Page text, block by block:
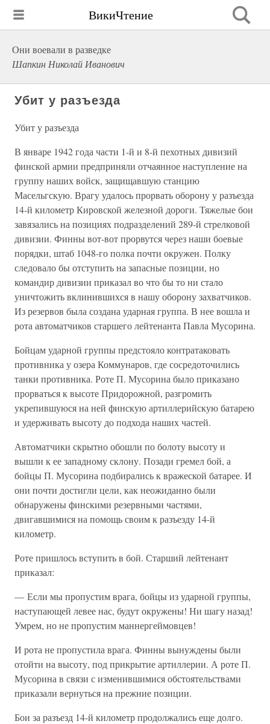
ВикиЧтение
Они воевали в разведке
Шапкин Николай Иванович
Убит у разъезда
Убит у разъезда
В январе 1942 года части 1-й и 8-й пехотных дивизий
финской армии предприняли отчаянное наступление на
группу наших войск, защищавшую станцию
Масельгскую. Врагу удалось прорвать оборону у разъезда
14-й километр Кировской железной дороги. Тяжелые бои
завязались на позициях подразделений 289-й стрелковой
дивизии. Финны вот-вот прорвутся через наши боевые
порядки, штаб 1048-го полка почти окружен. Полку
следовало бы отступить на запасные позиции, но
командир дивизии приказал во что бы то ни стало
уничтожить вклинившихся в нашу оборону захватчиков.
Из резервов была создана ударная группа. В нее вошла и
рота автоматчиков старшего лейтенанта Павла Мусорина.
Бойцам ударной группы предстояло контратаковать
противника у озера Коммунаров, где сосредоточились
танки противника. Роте П. Мусорина было приказано
прорваться к высоте Придорожной, разгромить
укрепившуюся на ней финскую артиллерийскую батарею
и удерживать высоту до подхода наших частей.
Автоматчики скрытно обошли по болоту высоту и
вышли к ее западному склону. Позади гремел бой, а
бойцы П. Мусорина подбирались к вражеской батарее. И
они почти достигли цели, как неожиданно были
обнаружены финскими резервными частями,
двигавшимися на помощь своим к разъезду 14-й
километр.
Роте пришлось вступить в бой. Старший лейтенант
приказал:
— Если мы пропустим врага, бойцы из ударной группы,
наступающей левее нас, будут окружены! Ни шагу назад!
Умрем, но не пропустим маннергеймовцев!
И рота не пропустила врага. Финны вынуждены были
отойти на высоту, под прикрытие артиллерии. А роте П.
Мусорина в связи с изменившимися обстоятельствами
приказали вернуться на прежние позиции.
Бои за разъезд 14-й километр продолжались еще долго.